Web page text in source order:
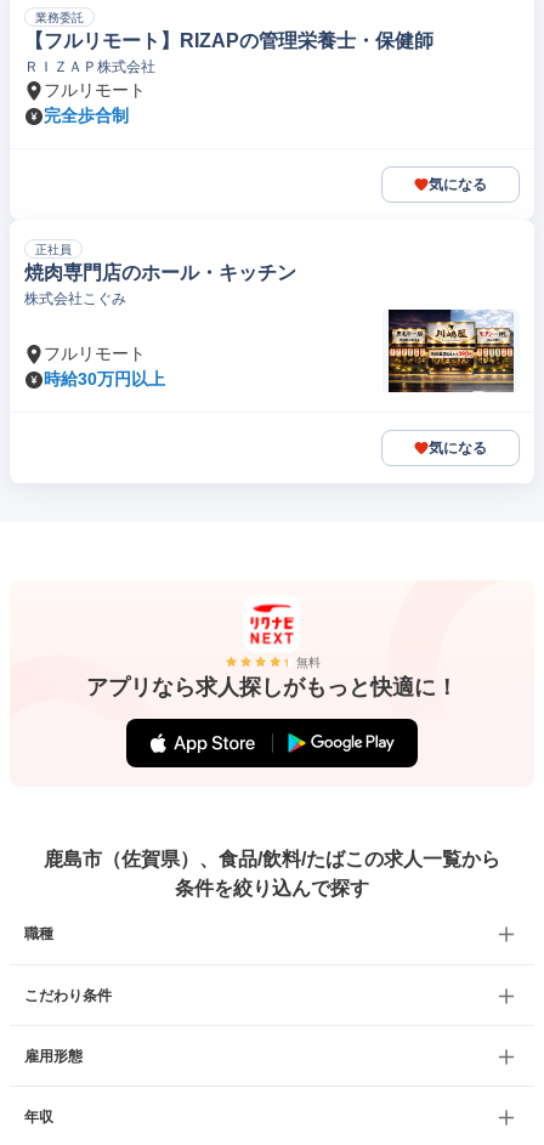
業務委託
【フルリモート】RIZAPの管理栄養士・保健師
ＲＩＺＡＰ株式会社
フルリモート
完全歩合制
気になる
正社員
焼肉専門店のホール・キッチン
株式会社こぐみ
フルリモート
時給30万円以上
気になる
無料
アプリなら求人探しがもっと快適に！
鹿島市（佐賀県）、食品/飲料/たばこの求人一覧から
条件を絞り込んで探す
職種
こだわり条件
雇用形態
年収